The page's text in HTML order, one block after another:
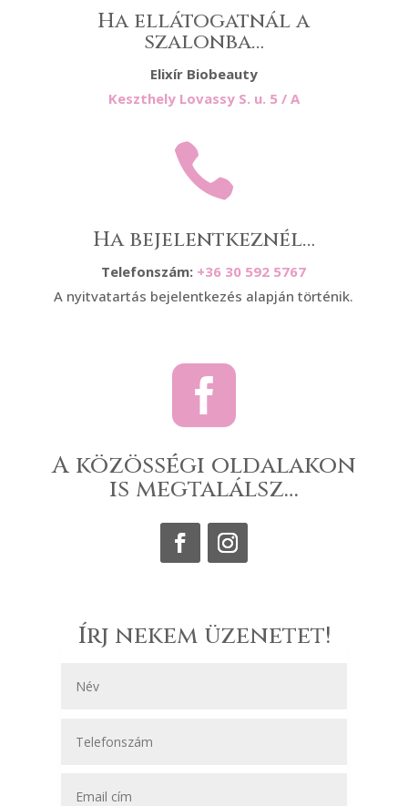
Ha ellátogatnál a
szalonba…
Elixír Biobeauty
Keszthely Lovassy S. u. 5 / A

Ha bejelentkeznél…
Telefonszám: +36 30 592 5767
A nyitvatartás bejelentkezés alapján történik.

A közösségi oldalakon
is megtalálsz…
Írj nekem üzenetet!